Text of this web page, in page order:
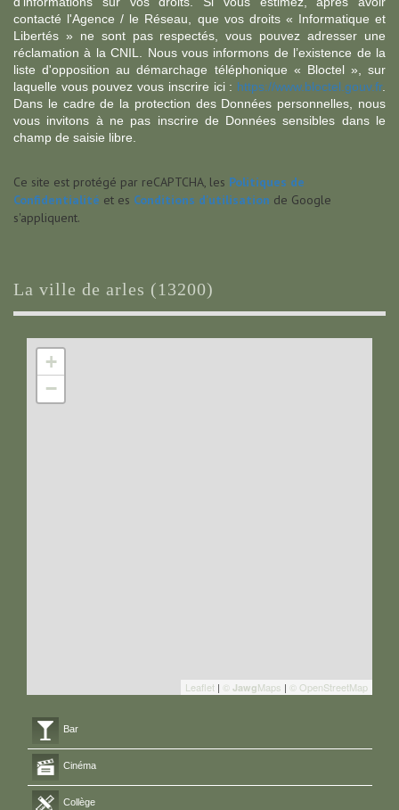
contacté l'Agence / le Réseau, que vos droits « Informatique et
Libertés » ne sont pas respectés, vous pouvez adresser une
réclamation à la CNIL. Nous vous informons de l’existence de la
liste d'opposition au démarchage téléphonique « Bloctel », sur
laquelle vous pouvez vous inscrire ici : https://www.bloctel.gouv.fr.
Dans le cadre de la protection des Données personnelles, nous
vous invitons à ne pas inscrire de Données sensibles dans le
champ de saisie libre.
Ce site est protégé par reCAPTCHA, les Politiques de
Confidentialité et es Conditions d'utilisation de Google
s'appliquent.
la ville de arles (13200)
+
−
Leaflet | © JawgMaps | © OpenStreetMap
Bar
Cinéma
Collège